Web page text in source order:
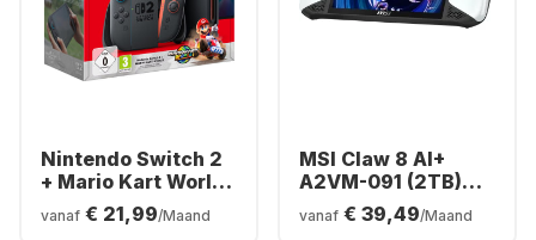
Nintendo Switch 2
+ Mario Kart World
Bundle
vanaf € 21,99/Maand
MSI Claw 8 AI+
A2VM-091 (2TB)
Polar Tempest
Edition
vanaf € 39,49/Maand